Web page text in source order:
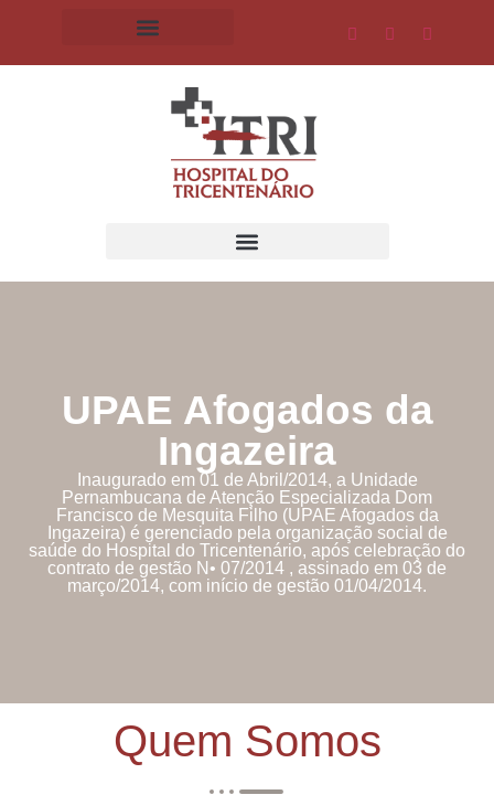
UPAE Afogados da
Ingazeira
Inaugurado em 01 de Abril/2014, a Unidade
Pernambucana de Atenção Especializada Dom
Francisco de Mesquita Filho (UPAE Afogados da
Ingazeira) é gerenciado pela organização social de
saúde do Hospital do Tricentenário, após celebração do
contrato de gestão N• 07/2014 , assinado em 03 de
março/2014, com início de gestão 01/04/2014.
Quem Somos